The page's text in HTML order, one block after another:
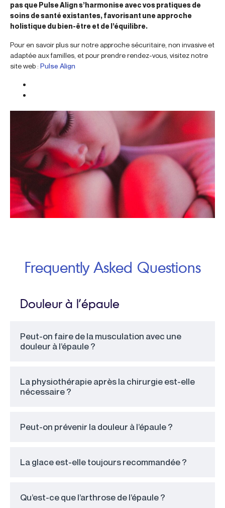
pas que Pulse Align s’harmonise avec vos pratiques de
soins de santé existantes, favorisant une approche
holistique du bien-être et de l’équilibre.
Pour en savoir plus sur notre approche sécuritaire, non invasive et
adaptée aux familles, et pour prendre rendez-vous, visitez notre
site web : Pulse Align
Frequently Asked Questions
Douleur à l’épaule
Peut-on faire de la musculation avec une
douleur à l’épaule ?
La physiothérapie après la chirurgie est-elle
nécessaire ?
Peut-on prévenir la douleur à l’épaule ?
La glace est-elle toujours recommandée ?
Qu’est-ce que l’arthrose de l’épaule ?